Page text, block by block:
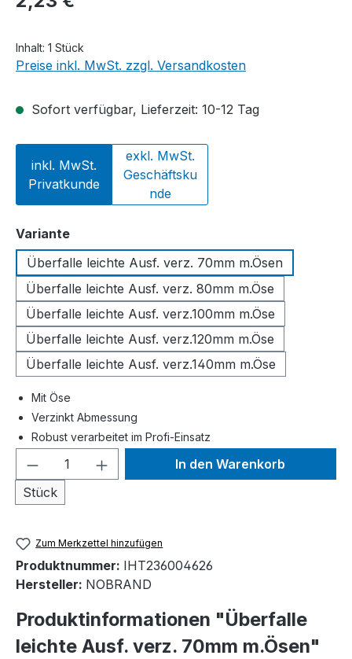
Inhalt: 1 Stück
Preise inkl. MwSt. zzgl. Versandkosten
Sofort verfügbar, Lieferzeit: 10-12 Tag
inkl. MwSt.
Privatkunde
exkl. MwSt.
Geschäftsku
nde
Varianteauswählen
Überfalle leichte Ausf. verz. 70mm m.Ösen
Überfalle leichte Ausf. verz. 80mm m.Öse
Überfalle leichte Ausf. verz.100mm m.Öse
Überfalle leichte Ausf. verz.120mm m.Öse
Überfalle leichte Ausf. verz.140mm m.Öse
Mit Öse
Verzinkt Abmessung
Robust verarbeitet im Profi-Einsatz
Produkt Anzahl: Gib den
Stück
In den Warenkorb
Zum Merkzettel hinzufügen
Produktnummer: IHT236004626
Hersteller: NOBRAND
Produktinformationen "Überfalle
leichte Ausf. verz. 70mm m.Ösen"